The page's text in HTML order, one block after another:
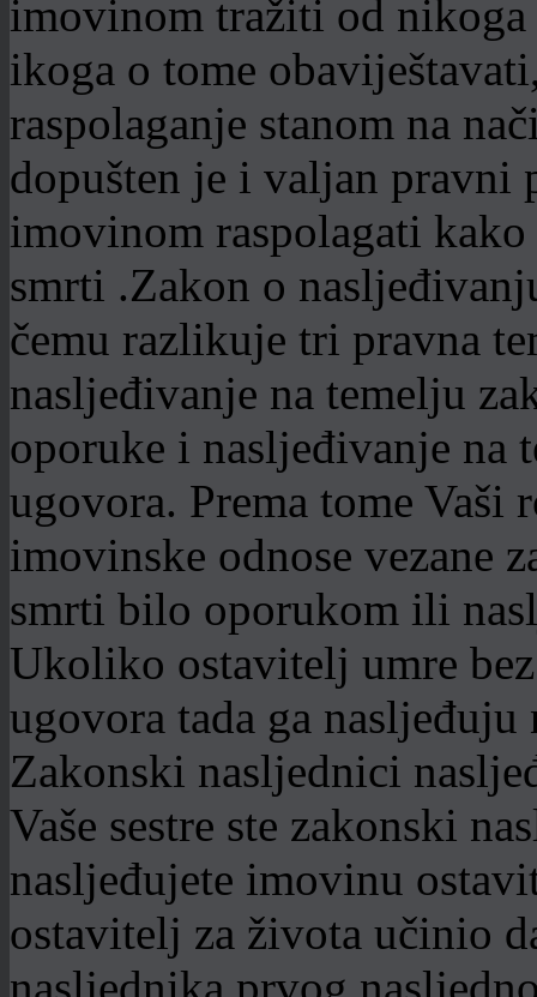
imovinom tražiti od
ikoga o tome
raspolaganje stanom na
dopušten je i valjan pravni
imovinom raspolagati
smrti .Zakon o
čemu razlikuje tri pravna
nasljeđivanje na temelju
oporuke i nasljeđivanje na
ugovora. Prema tome
imovinske odnose vezane
smrti bilo oporukom ili
Ukoliko ostavitelj umre
ugovora tada ga
Zakonski nasljednici
Vaše sestre ste zakonski
nasljeđujete imovinu
ostavitelj za života učinio
nasljednika prvog